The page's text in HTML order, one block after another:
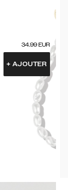
34.99 EUR
+ AJOUTER